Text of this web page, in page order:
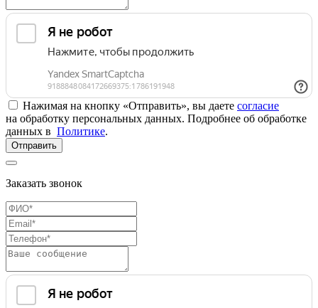
Нажимая на кнопку «Отправить», вы даете согласие
на обработку персональных данных. Подробнее об обработке
данных в Политике.
Отправить
Заказать звонок